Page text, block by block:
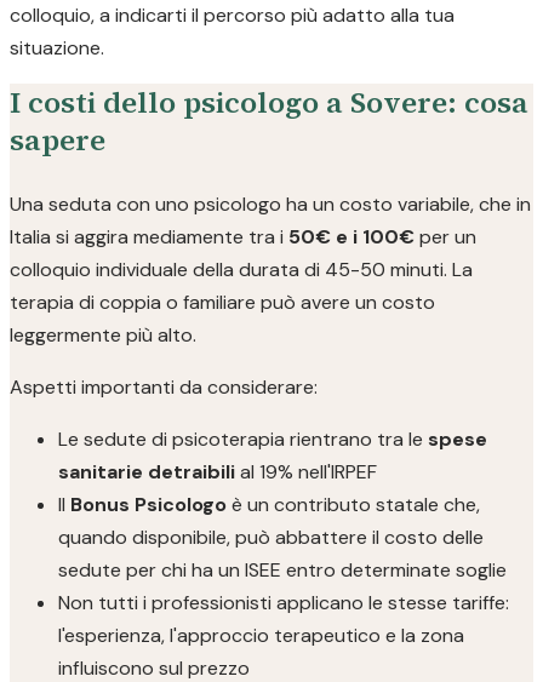
colloquio, a indicarti il percorso più adatto alla tua
situazione.
I costi dello psicologo a Sovere: cosa
sapere
Una seduta con uno psicologo ha un costo variabile, che in
Italia si aggira mediamente tra i 50€ e i 100€ per un
colloquio individuale della durata di 45-50 minuti. La
terapia di coppia o familiare può avere un costo
leggermente più alto.
Aspetti importanti da considerare:
Le sedute di psicoterapia rientrano tra le spese
sanitarie detraibilial 19% nell'IRPEF
Il Bonus Psicologoè un contributo statale che,
quando disponibile, può abbattere il costo delle
sedute per chi ha un ISEE entro determinate soglie
Non tutti i professionisti applicano le stesse tariffe:
l'esperienza, l'approccio terapeutico e la zona
influiscono sul prezzo